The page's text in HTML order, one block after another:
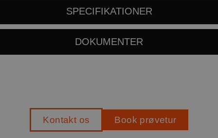
SPECIFIKATIONER
DOKUMENTER
Kontakt os Book prøvetur